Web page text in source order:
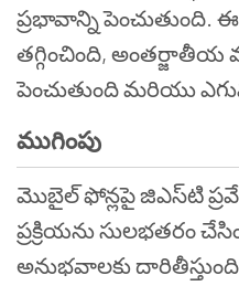
ప్రభావాన్ని పెంచుతుంది.
తగ్గించింది,
పెంచుతుంది మరియు
ముగింపు
మొబైల్ ఫోన్లపై జిఎస్‌టి
ప్రక్రియను సులభతరం
అనుభవాలకు